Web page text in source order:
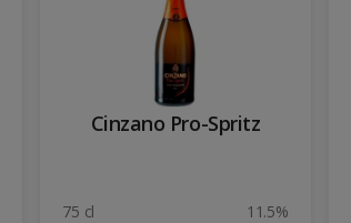
Cinzano Pro-Spritz
75 cl 11.5%